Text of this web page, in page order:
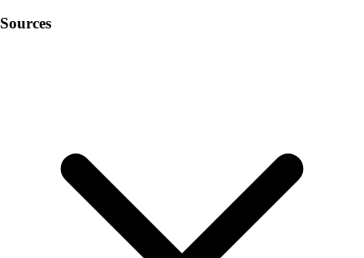
Sources